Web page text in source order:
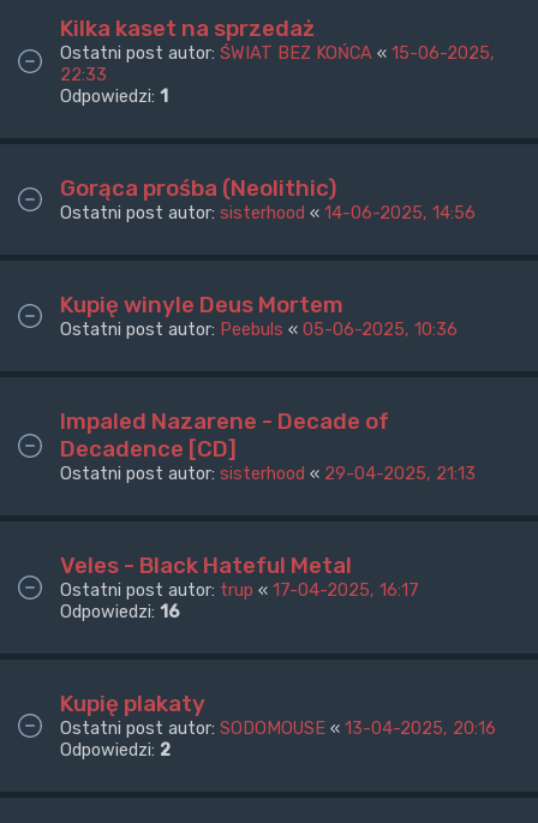
Kilka kaset na sprzedaż
Ostatni post autor: ŚWIAT BEZ KOŃCA « 15-06-2025,
22:33
Odpowiedzi: 1
Gorąca prośba (Neolithic)
Ostatni post autor: sisterhood « 14-06-2025, 14:56
Kupię winyle Deus Mortem
Ostatni post autor: Peebuls « 05-06-2025, 10:36
Impaled Nazarene - Decade of
Decadence [CD]
Ostatni post autor: sisterhood « 29-04-2025, 21:13
Veles - Black Hateful Metal
Ostatni post autor: trup « 17-04-2025, 16:17
Odpowiedzi: 16
Kupię plakaty
Ostatni post autor: SODOMOUSE « 13-04-2025, 20:16
Odpowiedzi: 2